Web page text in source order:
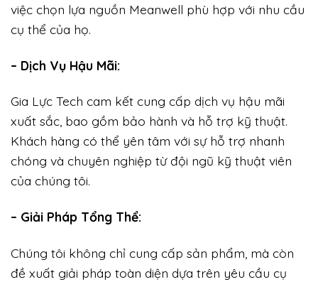
việc chọn lựa nguồn Meanwell phù hợp với nhu cầu
cụ thể của họ.
– Dịch Vụ Hậu Mãi:
Gia Lực Tech cam kết cung cấp dịch vụ hậu mãi
xuất sắc, bao gồm bảo hành và hỗ trợ kỹ thuật.
Khách hàng có thể yên tâm với sự hỗ trợ nhanh
chóng và chuyên nghiệp từ đội ngũ kỹ thuật viên
của chúng tôi.
– Giải Pháp Tổng Thể:
Chúng tôi không chỉ cung cấp sản phẩm, mà còn
đề xuất giải pháp toàn diện dựa trên yêu cầu cụ